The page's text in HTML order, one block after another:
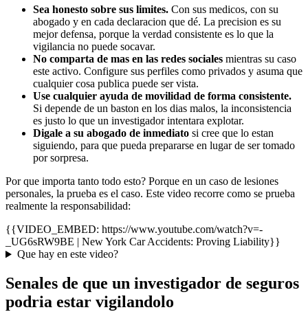
Sea honesto sobre sus limites. Con sus medicos, con su
abogado y en cada declaracion que dé. La precision es su
mejor defensa, porque la verdad consistente es lo que la
vigilancia no puede socavar.
No comparta de mas en las redes sociales mientras su caso
este activo. Configure sus perfiles como privados y asuma que
cualquier cosa publica puede ser vista.
Use cualquier ayuda de movilidad de forma consistente.
Si depende de un baston en los dias malos, la inconsistencia
es justo lo que un investigador intentara explotar.
Digale a su abogado de inmediato si cree que lo estan
siguiendo, para que pueda prepararse en lugar de ser tomado
por sorpresa.
Por que importa tanto todo esto? Porque en un caso de lesiones
personales, la prueba es el caso. Este video recorre como se prueba
realmente la responsabilidad:
{{VIDEO_EMBED: https://www.youtube.com/watch?v=-
_UG6sRW9BE | New York Car Accidents: Proving Liability}}
Que hay en este video?
Senales de que un investigador de seguros
podria estar vigilandolo